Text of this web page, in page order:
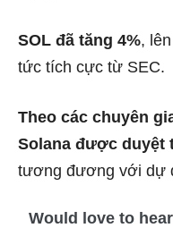
SOL đã tăng 4%,
tức tích cực từ SEC.
Theo các chuyên
Solana được duyệt
tương đương với dự
Would love to